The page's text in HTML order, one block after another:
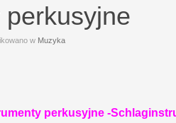
w Muzyka
perkusyjne -